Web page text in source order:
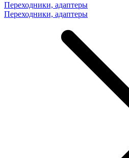
Переходники, адаптеры
Переходники, адаптеры